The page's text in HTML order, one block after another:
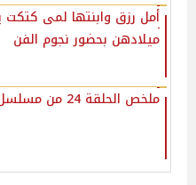
أمل رزق وابنتها لمى كتكت
ميلادهن بحضور نجوم الفن
ملخص الحلقة 24 من مسلسل قسمة العدل